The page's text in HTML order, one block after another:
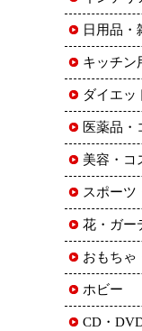
日用品・
キッチン
ダイエッ
医薬品・
美容・コ
スポーツ
花・ガー
おもちゃ
ホビー
CD・